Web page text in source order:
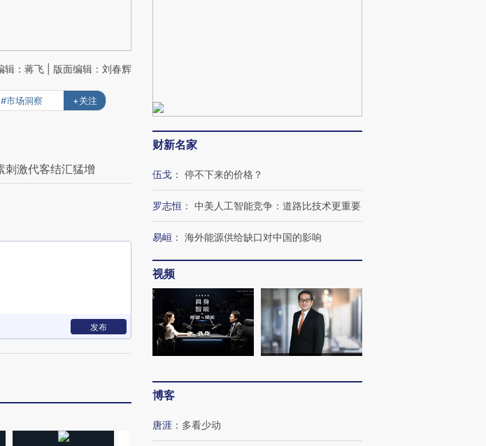
辑：蒋飞 | 版面编辑：刘春辉
#市场洞察 +关注
刺激代客结汇猛增
发布
财新名家
伍戈 ： 停不下来的价格？
罗志恒 ： 中美人工智能竞争：道路比技术更重要
易峘 ： 海外能源供给缺口对中国的影响
视频
博客
唐涯 ： 多看少动